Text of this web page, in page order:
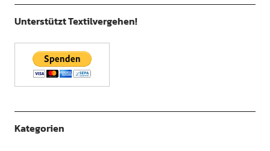
Unterstützt Textilvergehen!
Kategorien